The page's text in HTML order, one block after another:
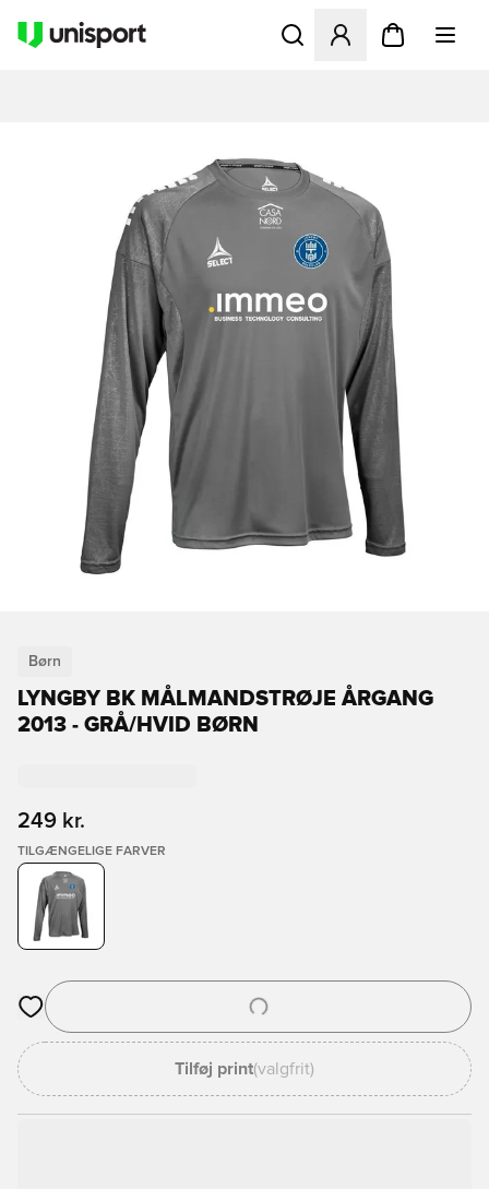
Åbner en Modal til at
Børn
LYNGBY BK MÅLMANDSTRØJE ÅRGANG
2013 - GRÅ/HVID BØRN
249 kr.
TILGÆNGELIGE FARVER
Åbner en Modal til at logge ind eller tilmelde dig som medlem
Tilføj print(valgfrit)